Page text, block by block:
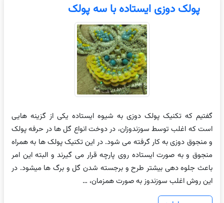
پولک دوزی ایستاده با سه پولک
گفتیم که تکنیک پولک دوزی به شیوه ایستاده یکی از گزینه هایی
است که اغلب توسط سوزندوزان، در دوخت انواع گل ها در حرفه پولک
و منجوق دوزی به کار گرفته می شود. در این تکنیک پولک ها به همراه
منجوق و به صورت ایستاده روی پارچه قرار می گیرند و البته این امر
باعث جلوه دهی بیشتر طرح و برجسته شدن گل و برگ ها میشود. در
این روش اغلب سوزندوز به صورت همزمان، …